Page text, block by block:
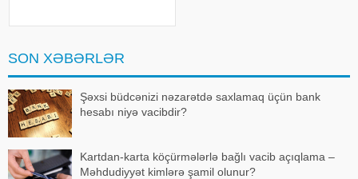
Estoniyada fövqəlad
SON XƏBƏRLƏR
Şəxsi büdcənizi nəzarətdə saxlamaq üçün bank
hesabı niyə vacibdir?
Kartdan-karta köçürmələrlə bağlı vacib açıqlama –
Məhdudiyyət kimlərə şamil olunur?